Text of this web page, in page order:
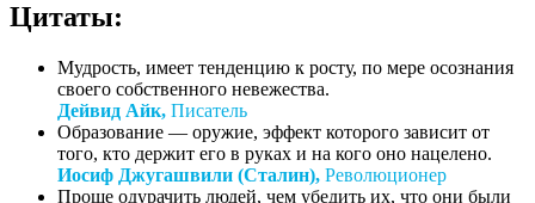
Цитаты:
Мудрость, имеет тенденцию к росту, по мере осознания
своего собственного невежества.
Дейвид Айк, Писатель
Образование — оружие, эффект которого зависит от
того, кто держит его в руках и на кого оно нацелено.
Иосиф Джугашвили (Сталин), Революционер
Проще одурачить людей, чем убедить их, что они были